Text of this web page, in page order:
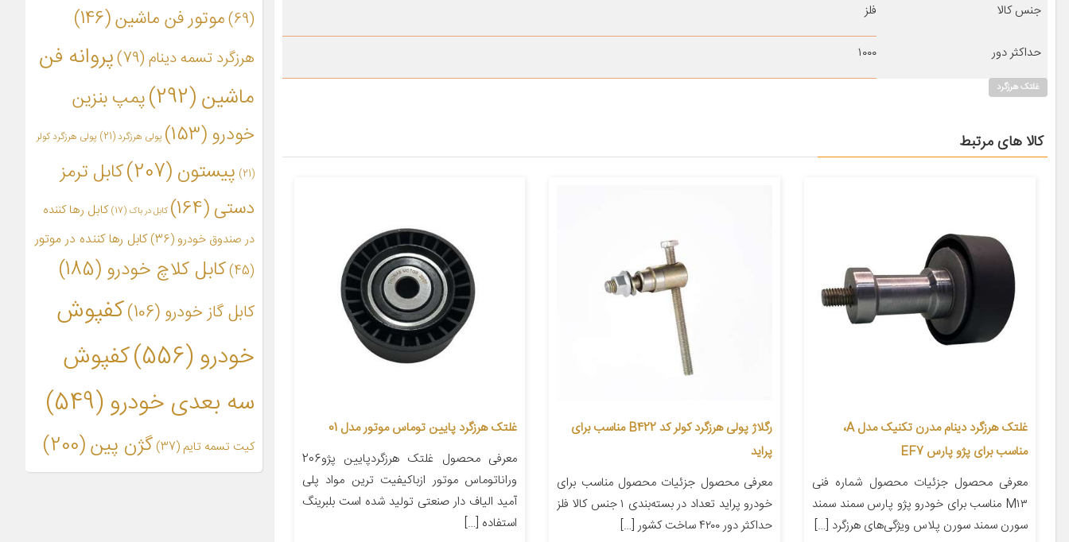
جنس کالا فلز
حداکثر دور ۱۰۰۰
غلتک هرزگرد
کالا های مرتبط
غلتک هرزگرد دینام مدرن تکنیک مدل A،
مناسب برای پژو پارس EF7
معرفی محصول جزئیات محصول شماره فنی
M۱۳ مناسب برای خودرو پژو پارس سمند سمند
سورن سمند سورن پلاس ویژگی‌های هرزگرد […]
رگلاژ پولی هرزگرد کولر کد B422 مناسب برای
پراید
معرفی محصول جزئیات محصول مناسب برای
خودرو پراید تعداد در بسته‌بندی ۱ جنس کالا فلز
حداکثر دور ۴۲۰۰ ساخت کشور […]
غلتک هرزگرد پایین توماس موتور مدل 01
معرفی محصول غلتک هرزگردپایین پژو206
وراناتوماس موتور ازباکیفیت ترین مواد پلی
آمید الیاف دار صنعتی تولید شده است بلبرینگ
استفاده […]
(69)
موتور فن ماشین(146)
هرزگرد تسمه دینام(79)
پروانه فن
ماشین(292)
پمپ بنزین
خودرو(153) پولی هرزگرد(21) پولی هرزگرد کولر
(21) پیستون (207)
کابل ترمز
دستی(164) کابل در باک (17)
کابل رها کننده
در صندوق خودرو (36)
کابل رها کننده در موتور
(45)
کابل کلاچ خودرو (185)
کابل گاز خودرو (106)
کفپوش
خودرو(556)
کفپوش
سه بعدی خودرو(549)
کیت تسمه تایم (37) گژن پین(200)